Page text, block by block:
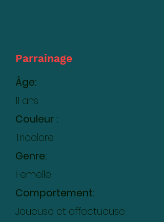
Parrainage
Âge:
11 ans
Couleur :
Tricolore
Genre:
Femelle
Comportement:
Joueuse et affectueuse